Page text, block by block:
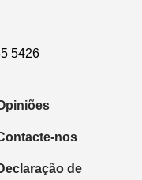
5426
nos
de